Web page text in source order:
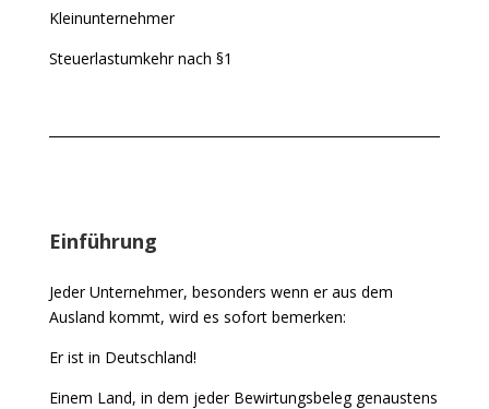
Kleinunternehmer
Steuerlastumkehr nach §1
Einführung
Jeder Unternehmer, besonders wenn er aus dem
Ausland kommt, wird es sofort bemerken:
Er ist in Deutschland!
Einem Land, in dem jeder Bewirtungsbeleg genaustens